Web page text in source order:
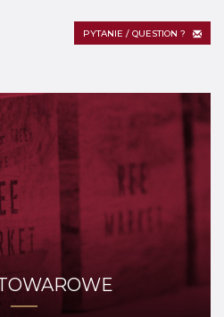
PYTANIE / QUESTION ?